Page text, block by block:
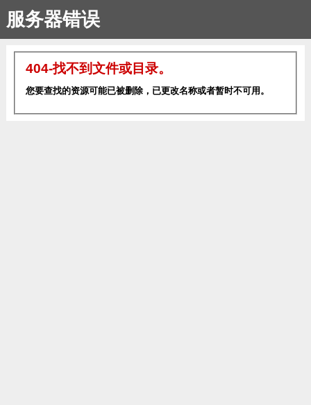
服务器错误
404-找不到文件或目录。
您要查找的资源可能已被删除，已更改名称或者暂时不可用。